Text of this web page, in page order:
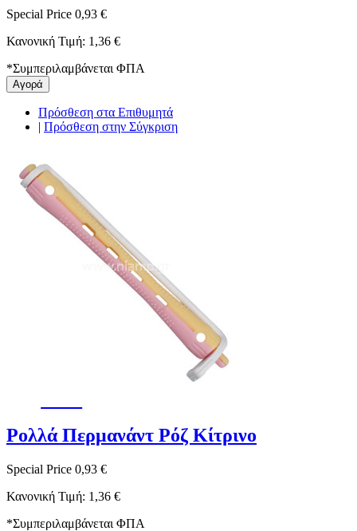
Special Price 0,93 €
Κανονική Τιμή: 1,36 €
*Συμπεριλαμβάνεται ΦΠΑ
Αγορά
Πρόσθεση στα Επιθυμητά
| Πρόσθεση στην Σύγκριση
Ρολλά Περμανάντ Ρόζ Κίτρινο
Special Price 0,93 €
Κανονική Τιμή: 1,36 €
*Συμπεριλαμβάνεται ΦΠΑ